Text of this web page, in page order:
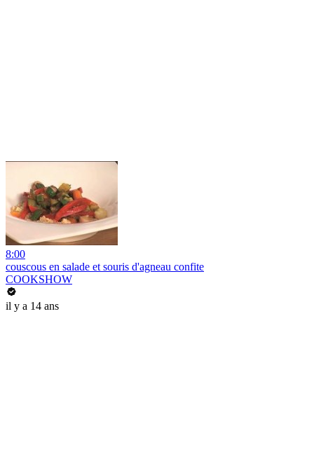
8:00
couscous en salade et souris d'agneau confite
COOKSHOW
il y a 14 ans